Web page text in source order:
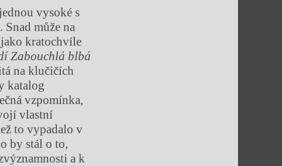
vysoké s
může na
kratochvíle
Zabouchlá blbá
na klučičích
katalog
vzpomínka,
vlastní
to vypadalo v
by stál o to,
a k